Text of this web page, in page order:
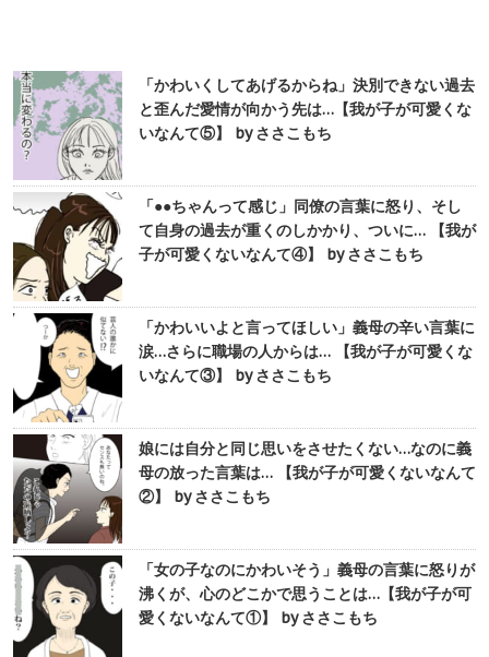
「かわいくしてあげるからね」決別できない過去
と歪んだ愛情が向かう先は…【我が子が可愛くな
いなんて⑤】 by ささこもち
「●●ちゃんって感じ」同僚の言葉に怒り、そし
て自身の過去が重くのしかかり、ついに… 【我が
子が可愛くないなんて④】 by ささこもち
「かわいいよと言ってほしい」義母の辛い言葉に
涙…さらに職場の人からは… 【我が子が可愛くな
いなんて③】 by ささこもち
娘には自分と同じ思いをさせたくない…なのに義
母の放った言葉は… 【我が子が可愛くないなんて
②】 by ささこもち
「女の子なのにかわいそう」義母の言葉に怒りが
沸くが、心のどこかで思うことは…【我が子が可
愛くないなんて①】 by ささこもち